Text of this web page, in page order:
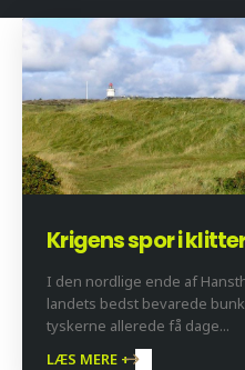
Krigens spor i
I den nordlige ende af
landets bedst bevarede
tyskerne allerede få dage...
LÆS MERE +